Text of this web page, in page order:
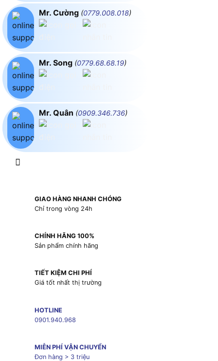
Mr. Cường (0779.008.018)
Mr. Song (0779.68.68.19)
Mr. Quân (0909.346.736)
GIAO HÀNG NHANH CHÓNG
Chỉ trong vòng 24h
CHÍNH HÃNG 100%
Sản phẩm chính hãng
TIẾT KIỆM CHI PHÍ
Giá tốt nhất thị trường
HOTLINE
0901.940.968
MIỄN PHÍ VẬN CHUYỂN
Đơn hàng > 3 triệu